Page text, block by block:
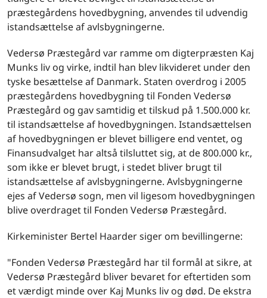
præstegårdens hovedbygning, anvendes til udvendig
istandsættelse af avlsbygningerne.
Vedersø Præstegård var ramme om digterpræsten Kaj
Munks liv og virke, indtil han blev likvideret under den
tyske besættelse af Danmark. Staten overdrog i 2005
præstegårdens hovedbygning til Fonden Vedersø
Præstegård og gav samtidig et tilskud på 1.500.000 kr.
til istandsættelse af hovedbygningen. Istandsættelsen
af hovedbygningen er blevet billigere end ventet, og
Finansudvalget har altså tilsluttet sig, at de 800.000 kr.,
som ikke er blevet brugt, i stedet bliver brugt til
istandsættelse af avlsbygningerne. Avlsbygningerne
ejes af Vedersø sogn, men vil ligesom hovedbygningen
blive overdraget til Fonden Vedersø Præstegård.
Kirkeminister Bertel Haarder siger om bevillingerne:
"Fonden Vedersø Præstegård har til formål at sikre, at
Vedersø Præstegård bliver bevaret for eftertiden som
et værdigt minde over Kaj Munks liv og død. De ekstra